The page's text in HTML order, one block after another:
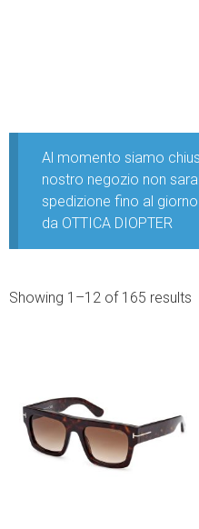
Al momento siamo
nostro negozio non
spedizione fino al
da OTTICA DIOPTER
Showing 1–12 of 165 results